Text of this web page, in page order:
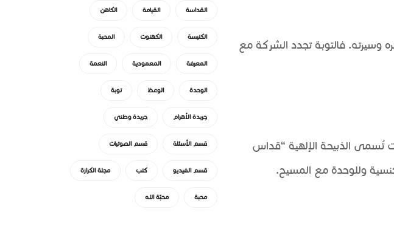
وسيرته. فالتوبة تجدد الشركة مع
تُسمى الذبيحة الإلهية “قداس
وللوحدة مع المسيح.
القداسة القيامة الكاهن
الكنيسة الكهنوت المحبة
المعرفة المعمودية النعمة
الوحدة الوعظ توبة
جريدة الأهرام جريدة وطني
قسم الأسئلة قسم الصوتيات
قسم الفيديو كتب مجلة الكرازة
محبة محبّة الله